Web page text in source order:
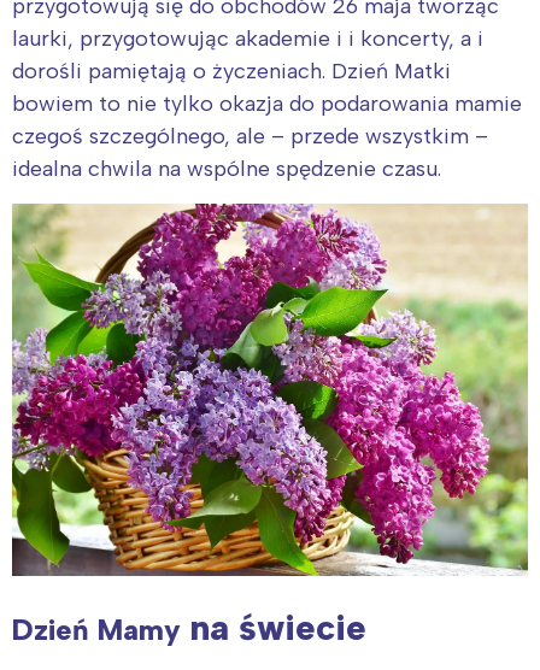
przygotowują się do obchodów 26 maja tworząc
laurki, przygotowując akademie i i koncerty, a i
dorośli pamiętają o życzeniach. Dzień Matki
bowiem to nie tylko okazja do podarowania mamie
czegoś szczególnego, ale – przede wszystkim –
idealna chwila na wspólne spędzenie czasu.
Dzień Mamy na świecie